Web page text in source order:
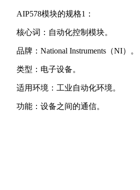
AIP578模块的规格1：
核心词：自动化控制模块。
品牌：National Instruments（NI）。
类型：电子设备。
适用环境：工业自动化环境。
功能：设备之间的通信。